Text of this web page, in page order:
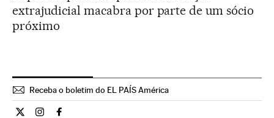
extrajudicial macabra por parte de um sócio
próximo
Receba o boletim do EL PAÍS América